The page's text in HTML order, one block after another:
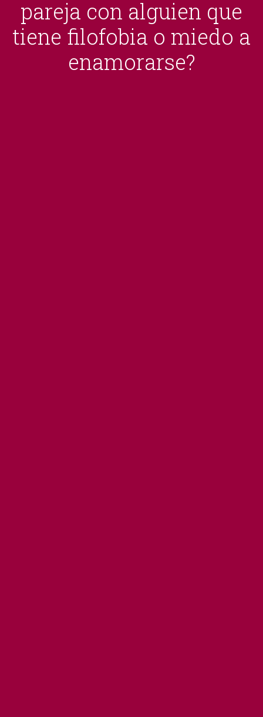
pareja con alguien que
tiene filofobia o miedo a
enamorarse?